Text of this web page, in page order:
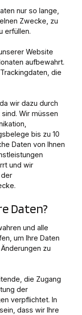
nur so lange,
Zwecke, zu
erfüllen.
Website
aufbewahrt.
die
wir dazu durch
Wir müssen
bis zu 10
Daten von Ihnen
und wir
Daten?
und alle
um Ihre Daten
zu
die Zugang
der
verpflichtet. In
dass wir Ihre